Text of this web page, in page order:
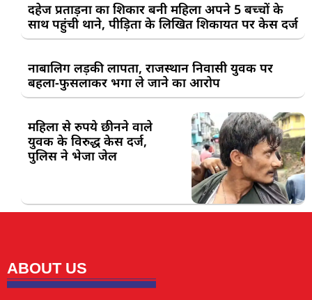
दहेज प्रताड़ना का शिकार बनी महिला अपने 5 बच्चों के
साथ पहुंची थाने, पीड़िता के लिखित शिकायत पर केस दर्ज
नाबालिग लड़की लापता, राजस्थान निवासी युवक पर
बहला-फुसलाकर भगा ले जाने का आरोप
महिला से रुपये छीनने वाले
युवक के विरुद्ध केस दर्ज,
पुलिस ने भेजा जेल
ABOUT US